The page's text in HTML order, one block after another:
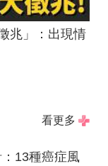
兆」：出現情
看更多
13種癌症風